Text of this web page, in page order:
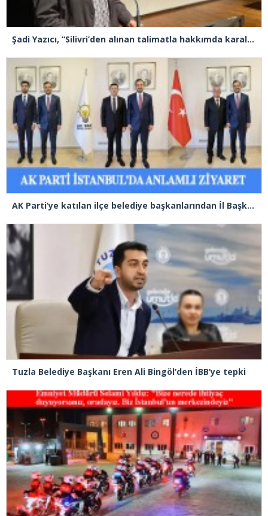
Şadi Yazıcı, “Silivri’den alınan talimatla hakkımda karalama kampanyası yürütülüyor”
AK Parti’ye katılan ilçe belediye başkanlarından İl Başkanı Özdemir’e ziyaret
Tuzla Belediye Başkanı Eren Ali Bingöl’den İBB’ye tepki